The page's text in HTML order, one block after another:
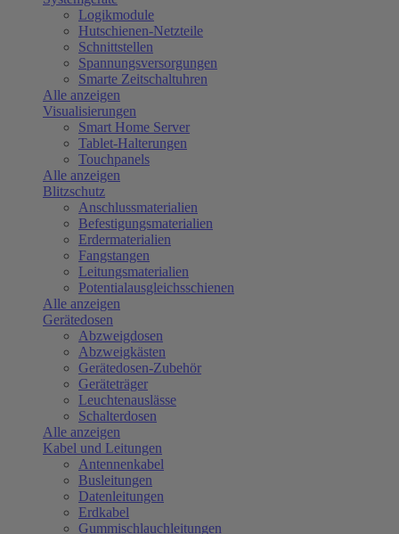
Logikmodule
Hutschienen-Netzteile
Schnittstellen
Spannungsversorgungen
Smarte Zeitschaltuhren
Alle anzeigen
Visualisierungen
Smart Home Server
Tablet-Halterungen
Touchpanels
Alle anzeigen
Blitzschutz
Anschlussmaterialien
Befestigungsmaterialien
Erdermaterialien
Fangstangen
Leitungsmaterialien
Potentialausgleichsschienen
Alle anzeigen
Gerätedosen
Abzweigdosen
Abzweigkästen
Gerätedosen-Zubehör
Geräteträger
Leuchtenauslässe
Schalterdosen
Alle anzeigen
Kabel und Leitungen
Antennenkabel
Busleitungen
Datenleitungen
Erdkabel
Gummischlauchleitungen